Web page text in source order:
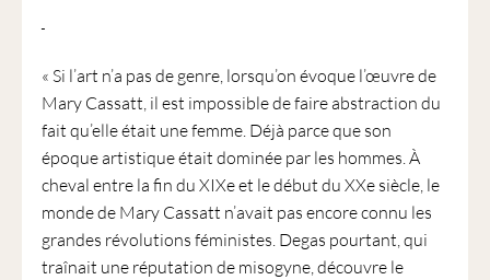
« Si l’art n’a pas de genre, lorsqu’on évoque l’œuvre de
Mary Cassatt, il est impossible de faire abstraction du
fait qu’elle était une femme. Déjà parce que son
époque artistique était dominée par les hommes. À
cheval entre la fin du XIXe et le début du XXe siècle, le
monde de Mary Cassatt n’avait pas encore connu les
grandes révolutions féministes. Degas pourtant, qui
traînait une réputation de misogyne, découvre le